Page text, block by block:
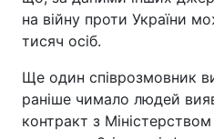
на війну проти України
тисяч осіб.
Ще один співрозмовник
раніше чимало людей
контракт з